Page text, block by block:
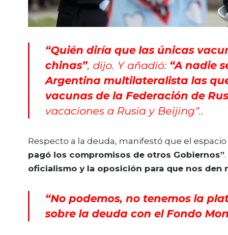
“Quién diría que las únicas
chinas”, dijo. Y añadió: “A nadie
Argentina multilateralista las
vacunas de la Federación de
vacaciones a Rusia y Beijing”..
Respecto a la deuda, manifestó que el
pagó los compromisos de otros Gobiernos”.
oficialismo y la oposición para que nos den
“No podemos, no tenemos la
sobre la deuda con el Fondo